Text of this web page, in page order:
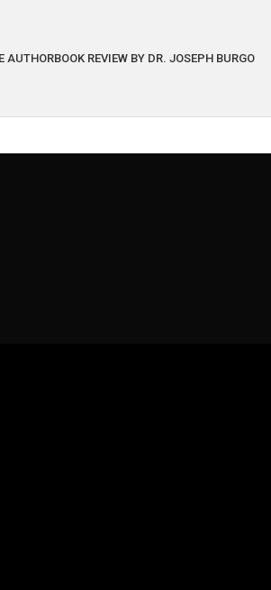
AUTHORBOOK REVIEW BY DR. JOSEPH BURGO